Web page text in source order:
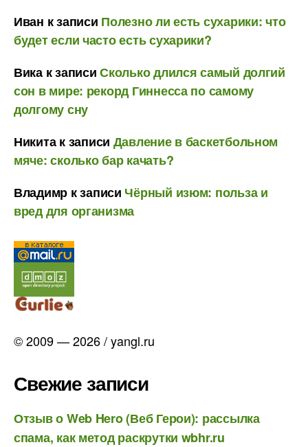
Иван к записи Полезно ли есть сухарики: что
будет если часто есть сухарики?
Викак записиСколько длился самый долгий
сон в мире: рекорд Гиннесса по самому
долгому сну
Никитак записи Давление в баскетбольном
мяче: сколько бар качать?
Владимр к записи Чёрный изюм: польза и
вред для организма
© 2009 — 2026 / yangl.ru
Свежие записи
Отзыв о Web Hero (Веб Герои): рассылка
спама, как метод раскрутки wbhr.ru